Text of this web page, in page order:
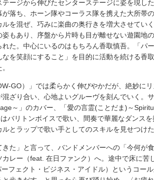
ージから伸びたセンターステージに姿を現し
落ち、ホーン隊やコーラス隊を携えた大所帯
を混ぜ、巧みに楽曲の奥行きを増大させてい
もあり、序盤から片時も目が離せない遊園地
た。中心にいるのはもちろん香取慎吾。「パ
を笑顔にすること」を目的に活動を続ける香
GO）」では柔らかく伸びやかだが、絶妙に
ざり合い、心地よいグルーヴを刻んでいく。
～」のカバー、「愛の言霊(ことだま)～
バリトンボイスで歌い、間奏で華麗なダンス
とラップで歌い手としてのスキルを見せつけた
た」と言って、バンドメンバーへの「今何が
レー（feat. 在日ファンク）へ。途中で床に苦
フェクト・ビジネス・アイドル）というコール